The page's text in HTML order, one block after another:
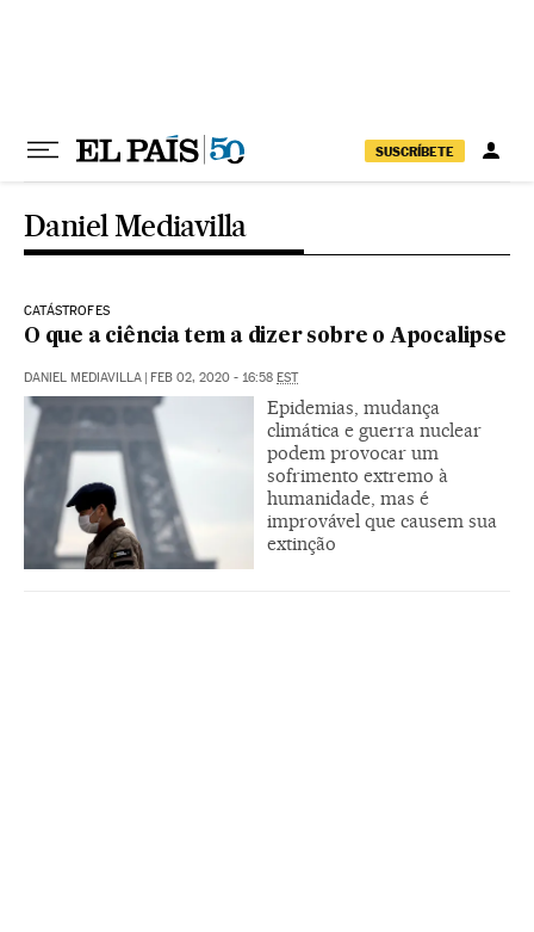
SUSCRÍBETE
Daniel Mediavilla
CATÁSTROFES
O que a ciência tem a dizer sobre o Apocalipse
DANIEL MEDIAVILLA | FEB 02, 2020 - 16:58 EST
Epidemias, mudança
climática e guerra nuclear
podem provocar um
sofrimento extremo à
humanidade, mas é
improvável que causem sua
extinção